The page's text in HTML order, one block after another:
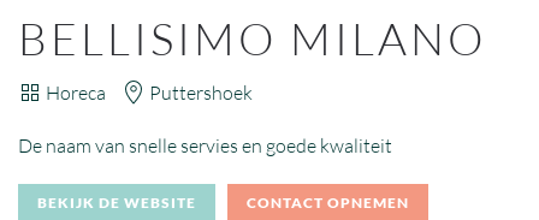
BELLISIMO MILANO
Horeca Puttershoek
De naam van snelle servies en goede kwaliteit
BEKIJK DE WEBSITE CONTACT OPNEMEN